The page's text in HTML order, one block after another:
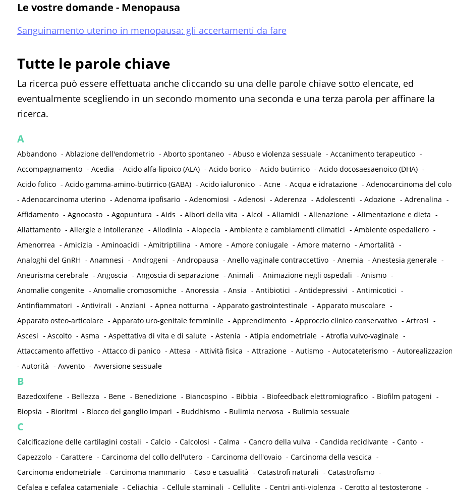
Le vostre domande - Menopausa
Sanguinamento uterino in menopausa: gli accertamenti da fare
Tutte le parole chiave
La ricerca può essere effettuata anche cliccando su una delle parole chiave sotto elencate, ed
eventualmente scegliendo in un secondo momento una seconda e una terza parola per affinare la
ricerca.
A
Abbandono - Ablazione dell'endometrio - Aborto spontaneo - Abuso e violenza sessuale - Accanimento terapeutico -
Accompagnamento - Acedia - Acido alfa-lipoico (ALA) - Acido borico - Acido butirrico - Acido docosaesaenoico (DHA) -
Acido folico - Acido gamma-amino-butirrico (GABA) - Acido ialuronico - Acne - Acqua e idratazione - Adenocarcinoma del
- Adenocarcinoma uterino - Adenoma ipofisario - Adenomiosi - Adenosi - Aderenza - Adolescenti - Adozione - Adrenalina -
Affidamento - Agnocasto - Agopuntura - Aids - Albori della vita - Alcol - Aliamidi - Alienazione - Alimentazione e dieta -
Allattamento - Allergie e intolleranze - Allodinia - Alopecia - Ambiente e cambiamenti climatici - Ambiente ospedaliero -
Amenorrea - Amicizia - Aminoacidi - Amitriptilina - Amore - Amore coniugale - Amore materno - Amortalità -
Analoghi del GnRH - Anamnesi - Androgeni - Andropausa - Anello vaginale contraccettivo - Anemia - Anestesia generale -
Aneurisma cerebrale - Angoscia - Angoscia di separazione - Animali - Animazione negli ospedali - Anismo -
Anomalie congenite - Anomalie cromosomiche - Anoressia - Ansia - Antibiotici - Antidepressivi - Antimicotici -
Antinfiammatori - Antivirali - Anziani - Apnea notturna - Apparato gastrointestinale - Apparato muscolare -
Apparato osteo-articolare - Apparato uro-genitale femminile - Apprendimento - Approccio clinico conservativo - Artrosi -
Ascesi - Ascolto - Asma - Aspettativa di vita e di salute - Astenia - Atipia endometriale - Atrofia vulvo-vaginale -
Attaccamento affettivo - Attacco di panico - Attesa - Attività fisica - Attrazione - Autismo - Autocateterismo -
- Autorità - Avvento - Avversione sessuale
B
Bazedoxifene - Bellezza - Bene - Benedizione - Biancospino - Bibbia - Biofeedback elettromiografico - Biofilm patogeni -
Biopsia - Bioritmi - Blocco del ganglio impari - Buddhismo - Bulimia nervosa - Bulimia sessuale
C
Calcificazione delle cartilagini costali - Calcio - Calcolosi - Calma - Cancro della vulva - Candida recidivante - Canto -
Capezzolo - Carattere - Carcinoma del collo dell'utero - Carcinoma dell'ovaio - Carcinoma della vescica -
Carcinoma endometriale - Carcinoma mammario - Caso e casualità - Catastrofi naturali - Catastrofismo -
Cefalea e cefalea catameniale - Celiachia - Cellule staminali - Cellulite - Centri anti-violenza - Cerotto al testosterone -